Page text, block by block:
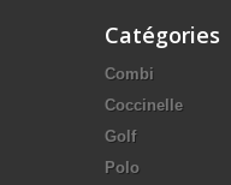
Catégories
Combi
Coccinelle
Golf
Polo